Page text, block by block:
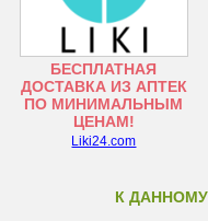
БЕСПЛАТНАЯ
ДОСТАВКА ИЗ АПТЕК
ПО МИНИМАЛЬНЫМ
ЦЕНАМ!
Liki24.com
К